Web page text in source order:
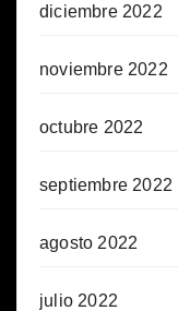
diciembre 2022
noviembre 2022
octubre 2022
septiembre 2022
agosto 2022
julio 2022